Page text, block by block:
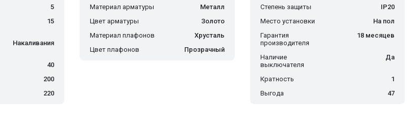
5
15
Накаливания
40
200
220
Материал арматуры
Металл
Цвет арматуры
Золото
Материал плафонов
Хрусталь
Цвет плафонов
Прозрачный
Степень защиты
IP20
Место установки
На пол
Гарантия
производителя
18 месяцев
Наличие
выключателя
Да
Кратность
1
Выгода
47